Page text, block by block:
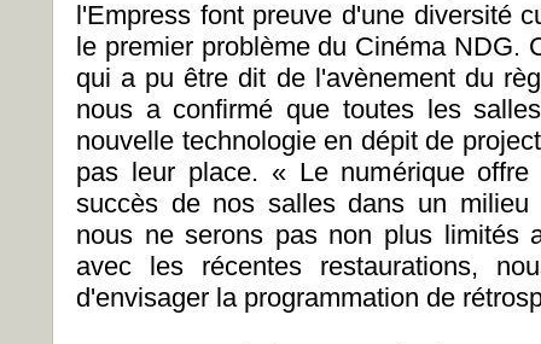
l'Empress font preuve d'une diversité
le premier problème du Cinéma NDG.
qui a pu être dit de l'avènement du
nous a confirmé que toutes les
nouvelle technologie en dépit de
pas leur place. « Le numérique
succès de nos salles dans un milieu
nous ne serons pas non plus limités
avec les récentes restaurations,
d'envisager la programmation de